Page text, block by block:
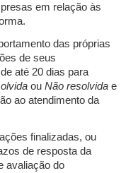
em relação às
das próprias
de seus
até 20 dias para
ou Não resolvida e
ao atendimento da
finalizadas, ou
de resposta da
avaliação do